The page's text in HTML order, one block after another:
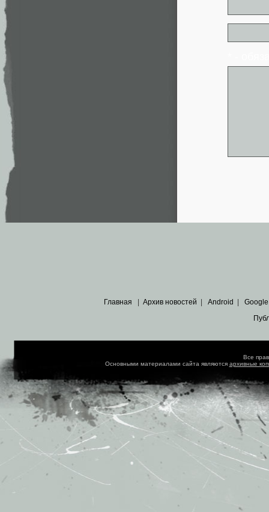
Главная Архив новостей Android Google
Все
Основными материалами сайта являются архивные